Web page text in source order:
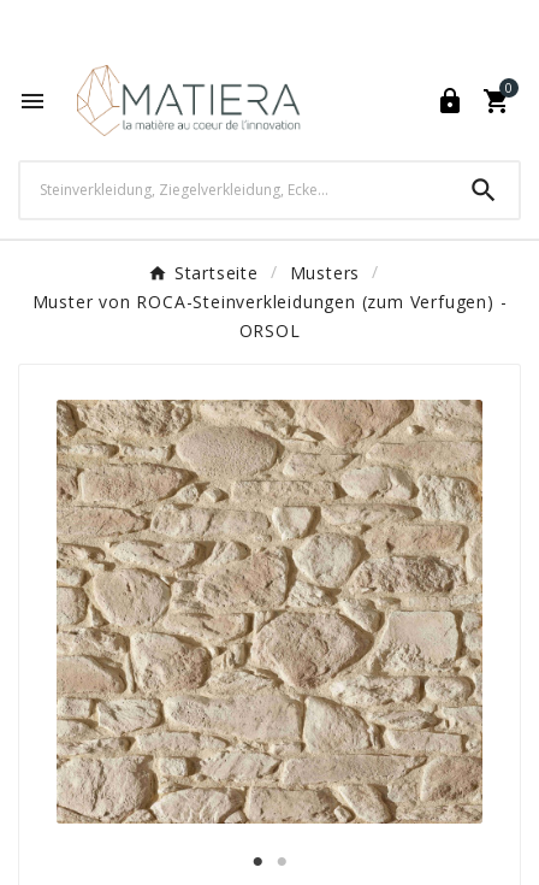
  
0

Startseite
Musters
Muster von ROCA-Steinverkleidungen (zum Verfugen) -
ORSOL